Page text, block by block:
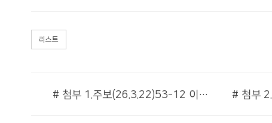
리스트
# 첨부 1.주보(26.3.22)53-12 이미지001.jpg